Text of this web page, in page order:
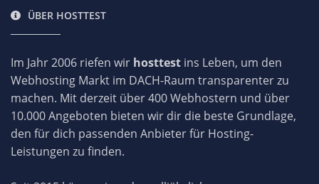
ÜBER HOSTTEST
Im Jahr 2006 riefen wir hosttest ins Leben, um den
Webhosting Markt im DACH-Raum transparenter zu
machen. Mit derzeit über 400 Webhostern und über
10.000 Angeboten bieten wir dir die beste Grundlage,
den für dich passenden Anbieter für Hosting-
Leistungen zu finden.